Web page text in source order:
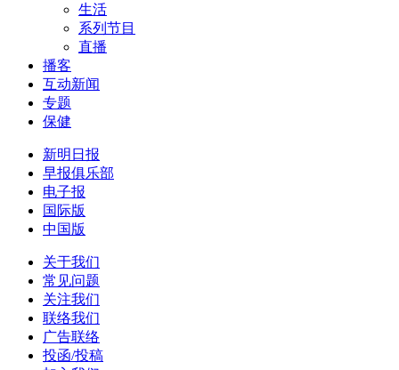
生活
系列节目
直播
播客
互动新闻
专题
保健
新明日报
早报俱乐部
电子报
国际版
中国版
关于我们
常见问题
关注我们
联络我们
广告联络
投函/投稿